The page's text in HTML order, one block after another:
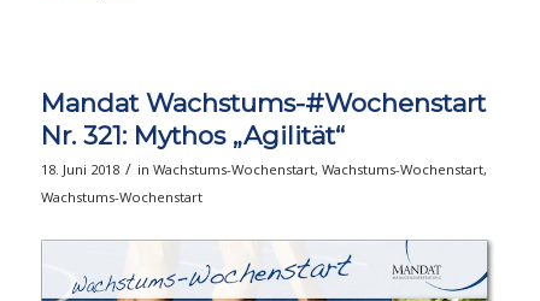
Mandat Wachstums-#Wochenstart
Nr. 321: Mythos „Agilität“
18. Juni 2018 / in Wachstums-Wochenstart, Wachstums-Wochenstart,
Wachstums-Wochenstart